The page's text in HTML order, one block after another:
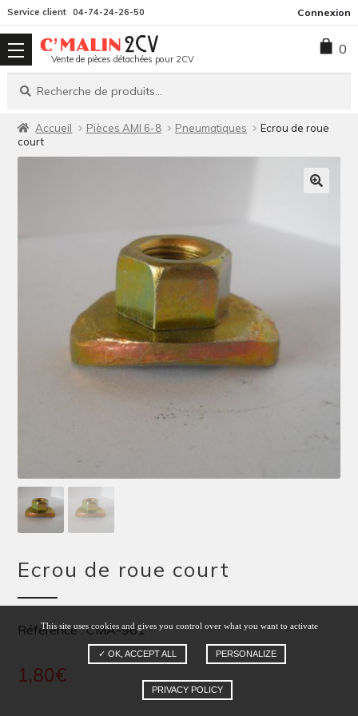
la
navigation
contenu
Service client 04-74-24-26-50 Connexion
Vente de pièces détachées pour 2CV
Recherche
Recherche
0
Accueil Pièces AMI 6-8 Pneumatiques
Ecrou de roue
court
Ecrou de roue court
Référence : CMA-961
1,80€
This site uses cookies and gives you control over what you want to activate
✓ OK, ACCEPT ALL PERSONALIZE
PRIVACY POLICY